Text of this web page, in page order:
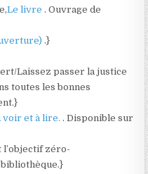
Le livre. Ouvrage de
.}
Laissez passer la justice
toutes les bonnes
voir et à lire.. Disponible sur
l’objectif zéro-